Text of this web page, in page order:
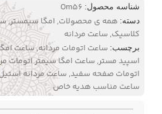
شناسه محصول: Om56
دسته: همه ی محصولات, امگا سیمستر,
کلاسیک, ساعت مردانه
برچسب: ساعت اتومات مردانه,ساعت
اسپید مستر, ساعت امگا سیمتر اتومات
اتومات صفحه سفید, ساعت مردانه
ساعت مناسب هدیه خاص